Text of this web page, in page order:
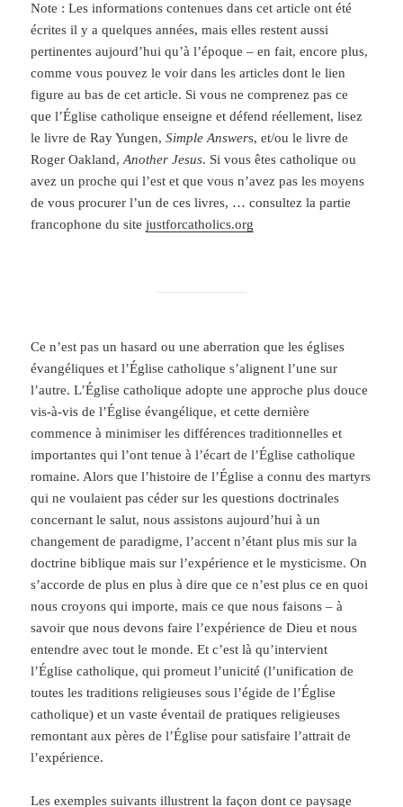
Note : Les informations contenues dans cet article ont été
écrites il y a quelques années, mais elles restent aussi
pertinentes aujourd’hui qu’à l’époque – en fait, encore plus,
comme vous pouvez le voir dans les articles dont le lien
figure au bas de cet article. Si vous ne comprenez pas ce
que l’Église catholique enseigne et défend réellement, lisez
le livre de Ray Yungen,Simple Answers, et/ou le livre de
Roger Oakland,Another Jesus. Si vous êtes catholique ou
avez un proche qui l’est et que vous n’avez pas les moyens
de vous procurer l’un de ces livres, … consultez la partie
francophone du sitejustforcatholics.org
Ce n’est pas un hasard ou une aberration que les églises
évangéliques et l’Église catholique s’alignent l’une sur
l’autre. L’Église catholique adopte une approche plus douce
vis-à-vis de l’Église évangélique, et cette dernière
commence à minimiser les différences traditionnelles et
importantes qui l’ont tenue à l’écart de l’Église catholique
romaine. Alors que l’histoire de l’Église a connu des martyrs
qui ne voulaient pas céder sur les questions doctrinales
concernant le salut, nous assistons aujourd’hui à un
changement de paradigme, l’accent n’étant plus mis sur la
doctrine biblique mais sur l’expérience et le mysticisme. On
s’accorde de plus en plus à dire que ce n’est plus ce en quoi
nous croyons qui importe, mais ce que nous faisons – à
savoir que nous devons faire l’expérience de Dieu et nous
entendre avec tout le monde. Et c’est là qu’intervient
l’Église catholique, qui promeut l’unicité (l’unification de
toutes les traditions religieuses sous l’égide de l’Église
catholique) et un vaste éventail de pratiques religieuses
remontant aux pères de l’Église pour satisfaire l’attrait de
l’expérience.
Les exemples suivants illustrent la façon dont ce paysage